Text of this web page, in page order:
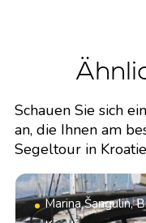
Schauen Sie sich
an, die Ihnen am
Segeltour in
Marina Šangulin,